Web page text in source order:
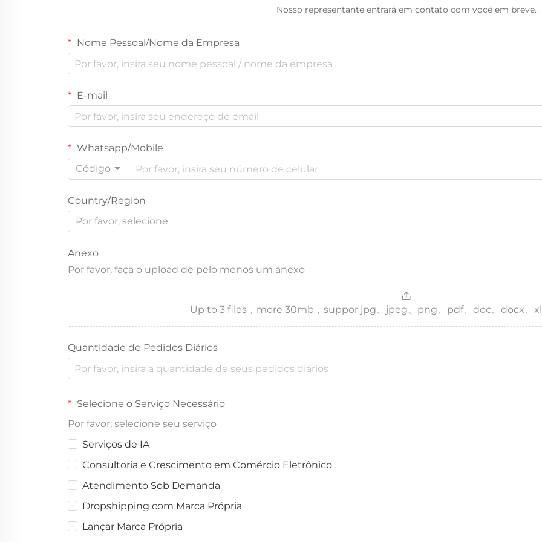
Nosso representante entrará em contato com você em breve.
Nome Pessoal/Nome da Empresa
E-mail
Whatsapp/Mobile
Código
Country/Region
Por favor, selecione
Anexo
Por favor, faça o upload de pelo menos um anexo
Up to 3 files，more 30mb，suppor jpg、jpeg、png、pdf、doc、docx、
Quantidade de Pedidos Diários
Selecione o Serviço Necessário
Por favor, selecione seu serviço
Serviços de IA
Consultoria e Crescimento em Comércio Eletrônico
Atendimento Sob Demanda
Dropshipping com Marca Própria
Lançar Marca Própria